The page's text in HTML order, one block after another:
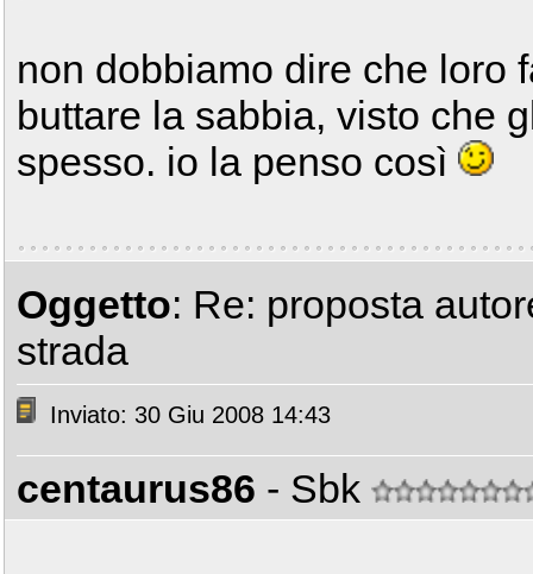
non dobbiamo dire che loro
buttare la sabbia, visto che
spesso. io la penso così
Oggetto: Re: proposta
strada
Inviato: 30 Giu 2008 14:43
centaurus86 - Sbk